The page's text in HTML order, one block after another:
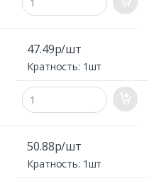
47.49р/шт
Кратность: 1шт
50.88р/шт
Кратность: 1шт